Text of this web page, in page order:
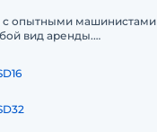
с опытными машинистами
вид аренды.